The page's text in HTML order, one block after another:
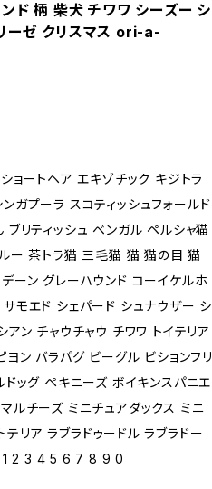
ド 柄 柴犬 チワワ シーズー シ
ーゼ クリスマス ori-a-
ョートヘア エキゾチック キジトラ
ガプーラ スコティッシュフォールド
ブリティッシュ ベンガル ペルシャ猫
ルー 茶トラ猫 三毛猫 猫 猫の目 猫
ーン グレーハウンド コーイケルホ
モエド シェパード シュナウザー シ
ン チャウチャウ チワワ トイテリア
ン バラパグ ビーグル ビションフリ
ドッグ ペキニーズ ボイキンスパニエ
ルチーズ ミニチュアダックス ミニ
リア ラブラドゥードル ラブラドー
1 2 3 4 5 6 7 8 9 0